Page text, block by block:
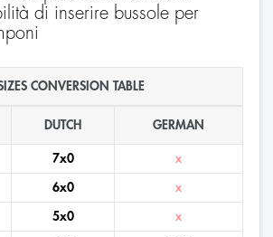
di inserire bussole per
CONVERSION TABLE
DUTCH GERMAN
7x0 x
6x0 x
5x0 x